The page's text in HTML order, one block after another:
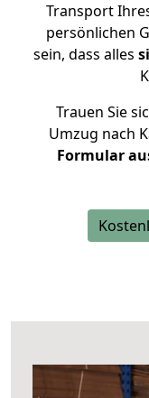
Transport
persönlichen
sein, dass alles
Trauen Sie
Umzug nach
Formular